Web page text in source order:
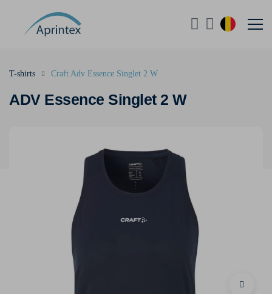
ADV Essence Singlet 2 W
T-shirts Craft Adv Essence Singlet 2 W